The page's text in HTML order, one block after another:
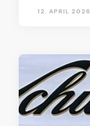
12. APRIL 2026